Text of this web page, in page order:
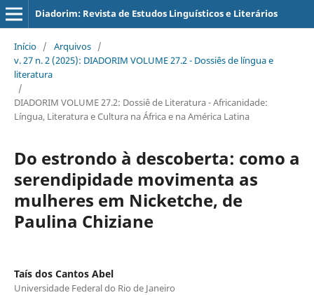
Diadorim: Revista de Estudos Linguísticos e Literários
Início / Arquivos /
v. 27 n. 2 (2025): DIADORIM VOLUME 27.2 - Dossiês de língua e
literatura
/
DIADORIM VOLUME 27.2: Dossiê de Literatura - Africanidade:
Língua, Literatura e Cultura na África e na América Latina
Do estrondo à descoberta: como a
serendipidade movimenta as
mulheres em Nicketche, de
Paulina Chiziane
Taís dos Cantos Abel
Universidade Federal do Rio de Janeiro